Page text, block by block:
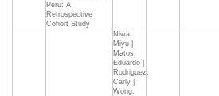
Peru: A
Retrospective
Cohort Study
Niwa,
Miyu |
Matos,
Eduardo |
Rodriguez,
Carly |
Wong,